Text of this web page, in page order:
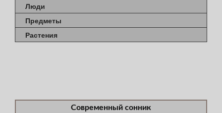
Люди
Предметы
Растения
Современный сонник